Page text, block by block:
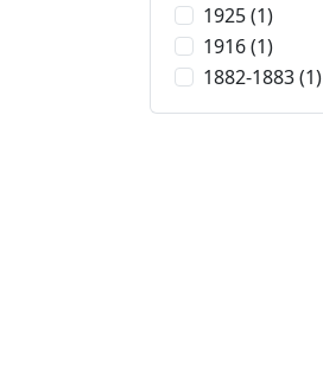
1925 (1)
1916 (1)
1882-1883 (1)